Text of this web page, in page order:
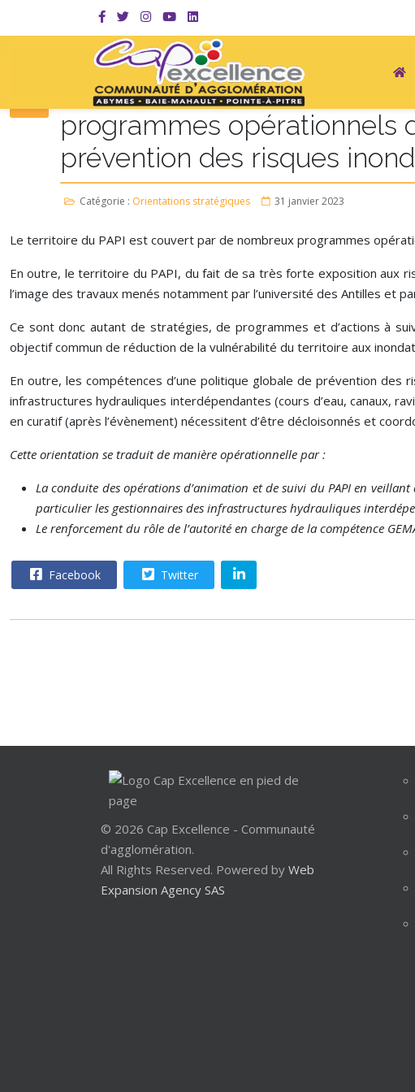
ORIENTATION N°1 :
programmes opérationnels
prévention des risques
Catégorie : Orientations stratégiques 31 janvier 2023
Le territoire du PAPI est couvert par de nombreux programmes
En outre, le territoire du PAPI, du fait de sa très forte exposition aux
l’image des travaux menés notamment par l’université des Antilles et
Ce sont donc autant de stratégies, de programmes et d’actions à
objectif commun de réduction de la vulnérabilité du territoire aux
En outre, les compétences d’une politique globale de prévention des
infrastructures hydrauliques interdépendantes (cours d’eau, canaux,
en curatif (après l’évènement) nécessitent d’être décloisonnés et
Cette orientation se traduit de manière opérationnelle par :
La conduite des opérations d’animation et de suivi du PAPI en
particulier les gestionnaires des infrastructures hydrauliques
Le renforcement du rôle de l’autorité en charge de la compétence
Facebook Twitter
© 2026 Cap Excellence - Communauté
d'agglomération.
All Rights Reserved. Powered by Web
Expansion Agency SAS